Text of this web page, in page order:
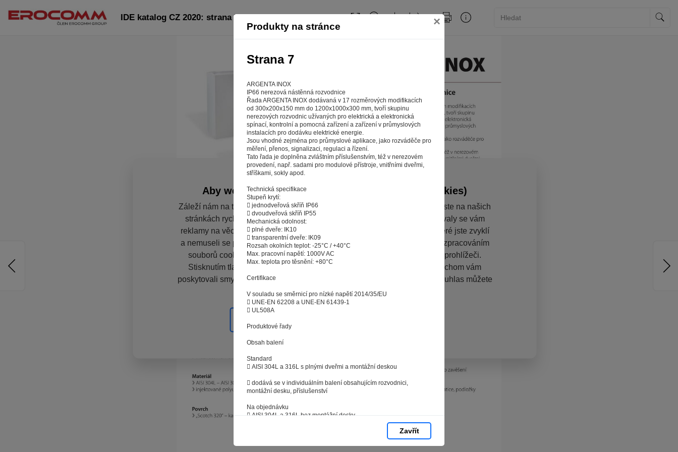
Produkty na stránce ×
Strana 7
ARGENTA INOX
IP66 nerezová nástěnná rozvodnice
Řada ARGENTA INOX dodávaná v 17 rozměrových modifikacích
od 300x200x150 mm do 1200x1000x300 mm, tvoří skupinu
nerezových rozvodnic užívaných pro elektrická a elektronická
spínací, kontrolní a pomocná zařízení a zařízení v průmyslových
instalacích pro dodávku elektrické energie.
Jsou vhodné zejména pro průmyslové aplikace, jako rozváděče pro
měření, přenos, signalizaci, regulaci a řízení.
Tato řada je doplněna zvláštním příslušenstvím, též v nerezovém
provedení, např. sadami pro modulové přístroje, vnitřními dveřmi,
stříškami, sokly apod.
Technická specifikace
Stupeň krytí:
 jednodveřová skříň IP66
 dvoudveřová skříň IP55
Mechanická odolnost:
 plné dveře: IK10
 transparentní dveře: IK09
Rozsah okolních teplot: -25°C / +40°C
Max. pracovní napětí: 1000V AC
Max. teplota pro těsnění: +80°C
Certifikace
V souladu se směrnicí pro nízké napětí 2014/35/EU
 UNE-EN 62208 a UNE-EN 61439-1
 UL508A
Produktové řady
Obsah balení
Standard
 AISI 304L a 316L s plnými dveřmi a montážní deskou
 dodává se v individuálním balení obsahujícím rozvodnici,
montážní desku, příslušenství
Na objednávku
 AISI 304L a 316L bez montážní desky
 AISI 304L a 316L transparentní dveře s montážní deskou
Montážní deska
Zavřít
IDE katalog CZ 2020: strana 7
Aby web fungoval tak, jak ho znáte (souhlas s cookies)
Záleží nám na tom, aby pro vás nakupování bylo co nejlepší zážitkem. Abyste na našich
stránkách rychle našli to, co hledáte, ušetřili spoustu klikání a nezobrazovaly se vám
reklamy na věci, které vás nezajímají. Abyste web viděli v zobrazení na které jste zvyklí
a nemuseli se pokaždé přihlašovat. Proto od vás potřebujeme souhlas se zpracováním
souborů cookies - malých souborů, které se dočasně ukládají ve vašem prohlížeči.
Stisknutím tlačítka „V pořádku“ souhlasíte s nastavením cookies tak, abychom vám
poskytovali smysluplné a užitečné služby na základě vašich údajů. Svůj souhlas můžete
kdykoli změnit na stránce zpracování osobních údajů.